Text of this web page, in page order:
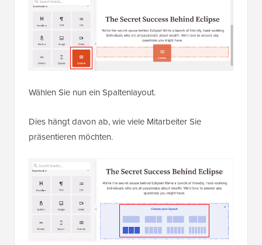
Wählen Sie nun ein Spaltenlayout.
Dies hängt davon ab, wie viele Mitarbeiter Sie
präsentieren möchten.